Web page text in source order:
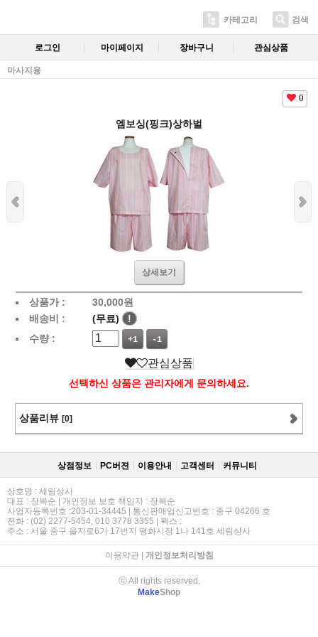
카테고리 검색
로그인 마이페이지 장바구니 관심상품
마사지용
0
엠보싱(핑크)상하벌
상세보기
상품가 : 30,000원
배송비 :
(무료)
!
수량 :
+1 -1
관심상품
선택하신 상품은 관리자에게 문의하세요.
상품리뷰 [0]
상점정보 PC버젼 이용안내 고객센터 커뮤니티
상호명 : 세림상사
대표 : 장복순 | 개인정보 보호 책임자 : 장복순
사업자등록번호 :203-01-34445 | 통신판매업신고번호 : 중구 04266 호
전화 : (02) 2277-5454, 010 3778 3355 | 팩스 :
주소 : 서울 중구 을지로6가 17번지 평화시장 1나 141호 세림상사
이용약관| 개인정보처리방침
ⓒ All rights reserved.
MakeShop